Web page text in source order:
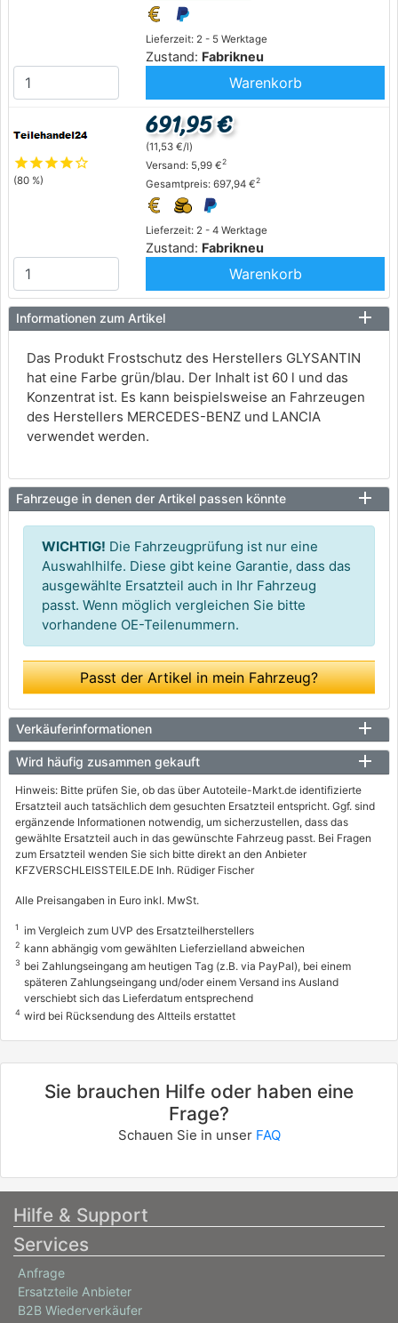
Lieferzeit: 2 - 5 Werktage
Zustand: Fabrikneu
Warenkorb
starstarstarstarstar_outline
(80 %)
Lieferzeit: 2 - 4 Werktage
Zustand: Fabrikneu
691,95 €
(11,53 €/l)
Versand: 5,99 €2
Gesamtpreis: 697,94 €2
Warenkorb
Informationen zum Artikel
Das Produkt Frostschutz des Herstellers GLYSANTIN
hat eine Farbe grün/blau. Der Inhalt ist 60 l und das
Konzentrat ist. Es kann beispielsweise an Fahrzeugen
des Herstellers MERCEDES-BENZ und LANCIA
verwendet werden.
Fahrzeuge in denen der Artikel passen könnte
WICHTIG! Die Fahrzeugprüfung ist nur eine
Auswahlhilfe. Diese gibt keine Garantie, dass das
ausgewählte Ersatzteil auch in Ihr Fahrzeug
passt. Wenn möglich vergleichen Sie bitte
vorhandene OE-Teilenummern.
Passt der Artikel in mein Fahrzeug?
Verkäuferinformationen
Wird häufig zusammen gekauft
Hinweis: Bitte prüfen Sie, ob das über Autoteile-Markt.de identifizierte
Ersatzteil auch tatsächlich dem gesuchten Ersatzteil entspricht. Ggf. sind
ergänzende Informationen notwendig, um sicherzustellen, dass das
gewählte Ersatzteil auch in das gewünschte Fahrzeug passt. Bei Fragen
zum Ersatzteil wenden Sie sich bitte direkt an den Anbieter
KFZVERSCHLEISSTEILE.DE Inh. Rüdiger Fischer
Alle Preisangaben in Euro inkl. MwSt.
1 im Vergleich zum UVP des Ersatzteilherstellers
2 kann abhängig vom gewählten Lieferzielland abweichen
3 bei Zahlungseingang am heutigen Tag (z.B. via PayPal), bei einem
späteren Zahlungseingang und/oder einem Versand ins Ausland
verschiebt sich das Lieferdatum entsprechend
4 wird bei Rücksendung des Altteils erstattet
Sie brauchen Hilfe oder haben eine
Frage?
Schauen Sie in unser FAQ
Hilfe & Support
Services
Anfrage
Ersatzteile Anbieter
B2B Wiederverkäufer